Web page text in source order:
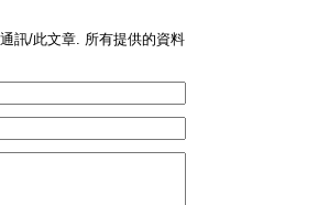
訊/此文章. 所有提供的資料